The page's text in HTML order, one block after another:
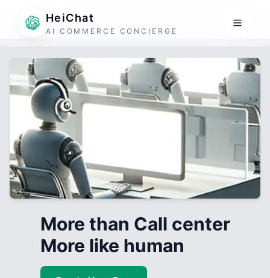
HeiChat
AI COMMERCE CONCIERGE
More than Call center
More like human